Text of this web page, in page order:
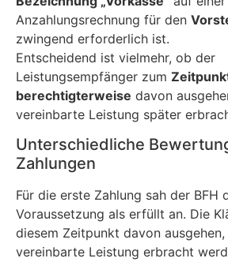
Anzahlungsrechnung für den
zwingend erforderlich ist.
Entscheidend ist vielmehr, ob der
Leistungsempfänger zum
berechtigterweise davon
vereinbarte Leistung später
Unterschiedliche
Zahlungen
Für die erste Zahlung sah der BFH
Voraussetzung als erfüllt an. Die
diesem Zeitpunkt davon
vereinbarte Leistung erbracht